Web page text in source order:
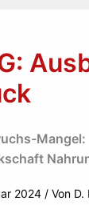
2024 / Von D.